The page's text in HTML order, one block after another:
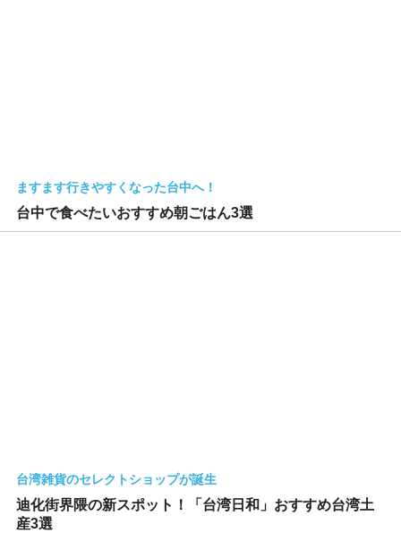
ますます行きやすくなった台中へ！
台中で食べたいおすすめ朝ごはん3選
台湾雑貨のセレクトショップが誕生
迪化街界隈の新スポット！「台湾日和」おすすめ台湾土
産3選